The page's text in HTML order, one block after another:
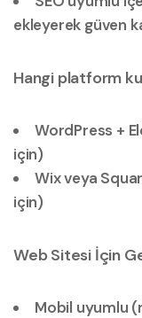
ekleyerek güven
Hangi platform
WordPress +
için)
Wix veya
için)
Web Sitesi İçin
Mobil uyumlu